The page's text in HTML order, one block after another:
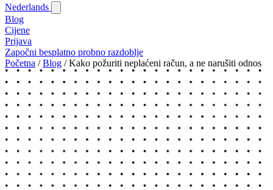
Nederlands
Blog‎
Cijene
Prijava
Započni besplatno probno razdoblje
Početna / Blog‎ / Kako požuriti neplaćeni račun, a ne narušiti odnos